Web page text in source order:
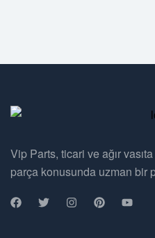
Vip Parts, ticari ve ağır
parça konusunda uzman bir